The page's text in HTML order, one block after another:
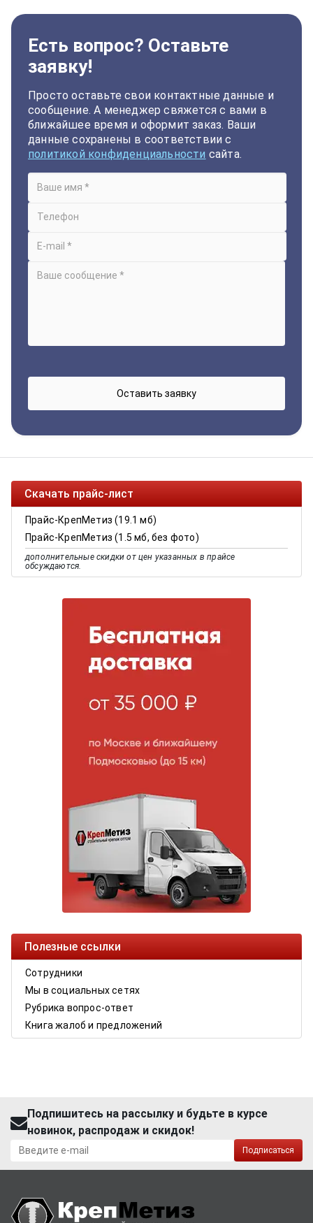
Есть вопрос? Оставьте
заявку!
Просто оставьте свои контактные данные и
сообщение. А менеджер свяжется с вами в
ближайшее время и оформит заказ. Ваши
данные сохранены в соответствии с
политикой конфиденциальности сайта.
Скачать прайс-лист
Прайс-КрепМетиз (19.1 мб)
Прайс-КрепМетиз (1.5 мб, без фото)
дополнительные скидки от цен указанных в прайсе
обсуждаются.
Полезные ссылки
Сотрудники
Мы в социальных сетях
Рубрика вопрос-ответ
Книга жалоб и предложений
Подпишитесь на рассылку и будьте в курсе
новинок, распродаж и скидок!
Подписаться